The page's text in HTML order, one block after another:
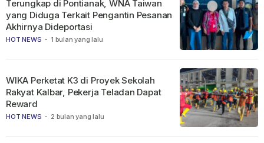
HOT NEWS - 1 bulan yang lalu
Terungkap di Pontianak, WNA Taiwan
yang Diduga Terkait Pengantin Pesanan
Akhirnya Dideportasi
HOT NEWS - 2 bulan yang lalu
WIKA Perketat K3 di Proyek Sekolah
Rakyat Kalbar, Pekerja Teladan Dapat
Reward